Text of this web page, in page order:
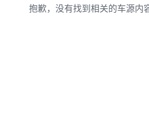
抱歉，没有找到相关的车源内